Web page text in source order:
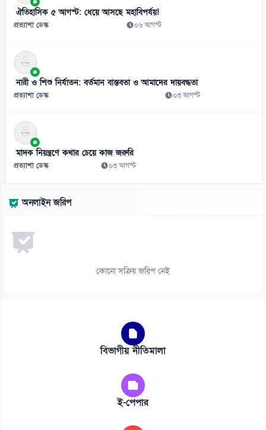
ঐতিহাসিক ৫ আগস্ট: ধেয়ে আসছে মহাবিপর্যয়!
প্রত্যাশা ডেস্ক ০৬ আগস্ট
নারী ও শিশু নির্যাতন: বর্তমান বাস্তবতা ও আমাদের দায়বদ্ধতা
প্রত্যাশা ডেস্ক ০৩ আগস্ট
মাদক নিয়ন্ত্রণে কথার চেয়ে কাজ জরুরি
প্রত্যাশা ডেস্ক ০৩ আগস্ট
অনলাইন জরিপ
কোনো সক্রিয় জরিপ নেই
বিভাগীয় নীতিমালা
ই-পেপার